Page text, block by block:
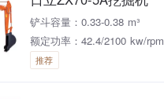
铲斗容量：0.33-0.38 m³
额定功率：42.4/2100 kw/rpm
推荐